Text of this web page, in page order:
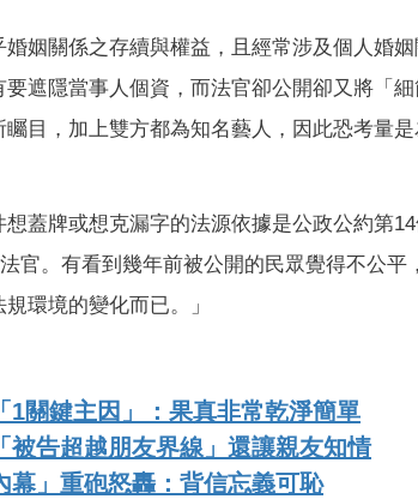
姻關係之存續與權益，且經常涉及個人婚
遮隱當事人個資，而法官卻公開卻又將「
目，加上雙方都為知名藝人，因此恐考量
蓋牌或想克漏字的法源依據是公政公約第14
官。有看到幾年前被公開的民眾覺得不公平
環境的變化而已。」
關鍵主因」：果真非常乾淨簡單
告超越朋友界線」還讓親友知情
幕」重砲怒轟：背信忘義可恥